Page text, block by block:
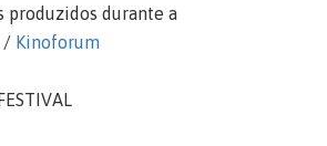
produzidos durante a
/ Kinoforum